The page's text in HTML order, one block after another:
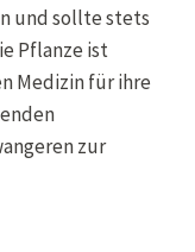
und sollte stets
Pflanze ist
Medizin für ihre
zur